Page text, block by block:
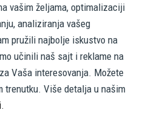
vašim željama, optimalizaciji
analiziranja vašeg
pružili najbolje iskustvo na
učinili naš sajt i reklame na
Vaša interesovanja. Možete
trenutku. Više detalja u našim